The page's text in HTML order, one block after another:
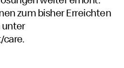
zum bisher Erreichten
unter
care.